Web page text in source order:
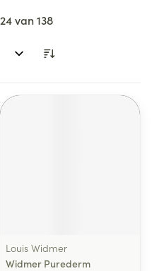
24van138
Louis Widmer
Widmer Purederm